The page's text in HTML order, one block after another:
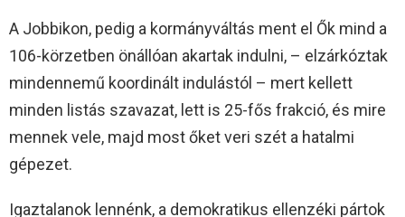
A Jobbikon, pedig a kormányváltás ment el Ők mind a
106-körzetben önállóan akartak indulni, – elzárkóztak
mindennemű koordinált indulástól – mert kellett
minden listás szavazat, lett is 25-fős frakció, és mire
mennek vele, majd most őket veri szét a hatalmi
gépezet.
Igaztalanok lennénk, a demokratikus ellenzéki pártok